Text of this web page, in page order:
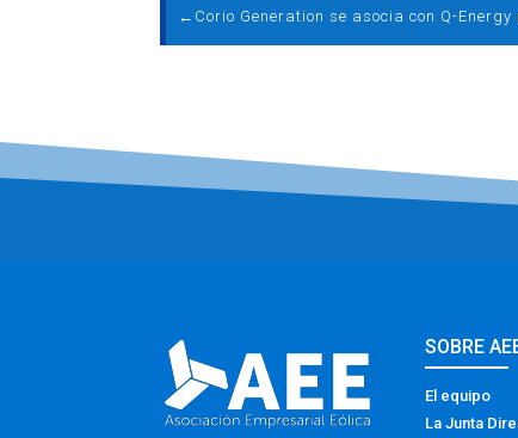
←
SOBRE
El equipo
La Junta